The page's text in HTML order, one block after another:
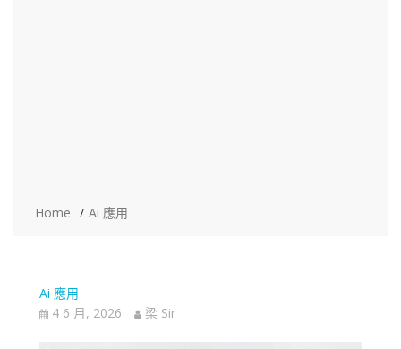
Home Ai 應用
Ai 應用
4 6 月, 2026
梁 Sir